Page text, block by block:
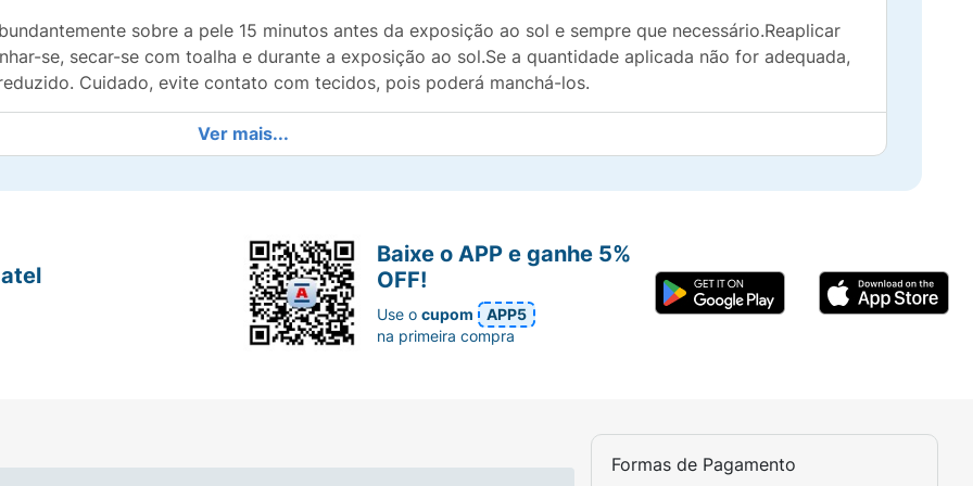
sobre a pele 15 minutos antes da exposição ao sol e sempre que necessário.Reaplicar
se, secar-se com toalha e durante a exposição ao sol.Se a quantidade aplicada não for adequada,
Cuidado, evite contato com tecidos, pois poderá manchá-los.
Ver mais...
Formas de Pagamento
Baixe o APP e ganhe 5%
OFF!
Use ocupom
APP5
na primeira compra